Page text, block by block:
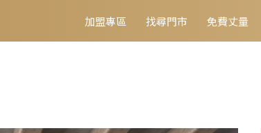
加盟專區 找尋門市 免費丈量